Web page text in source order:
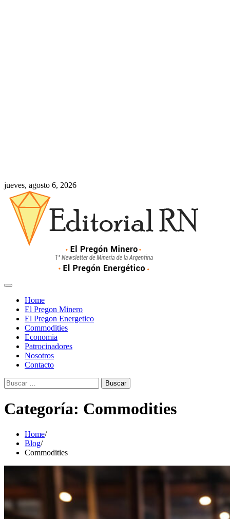
jueves, agosto 6, 2026
Home
El Pregon Minero
El Pregon Energetico
Commodities
Economia
Patrocinadores
Nosotros
Contacto
Buscar:
Categoría: Commodities
Home
Blog
Commodities